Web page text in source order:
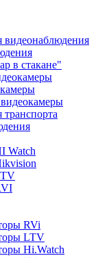
видеонаблюдения
в стакане"
Watch
RVi
LTV
Hi.Watch